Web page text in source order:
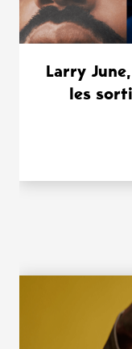
Larry
les